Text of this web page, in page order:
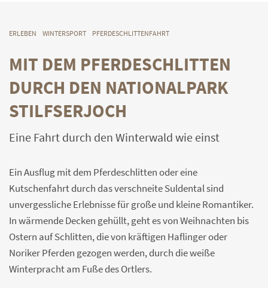
ERLEBEN WINTERSPORT PFERDESCHLITTENFAHRT
MIT DEM PFERDESCHLITTEN
DURCH DEN NATIONALPARK
STILFSERJOCH
Eine Fahrt durch den Winterwald wie einst
Ein Ausflug mit dem Pferdeschlitten oder eine
Kutschenfahrt durch das verschneite Suldental sind
unvergessliche Erlebnisse für große und kleine Romantiker.
In wärmende Decken gehüllt, geht es von Weihnachten bis
Ostern auf Schlitten, die von kräftigen Haflinger oder
Noriker Pferden gezogen werden, durch die weiße
Winterpracht am Fuße des Ortlers.